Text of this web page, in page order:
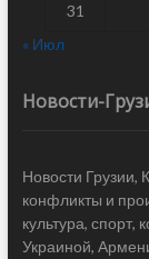
31
« Июл
Новости-
Новости Грузии,
конфликты и
культура,
Украиной,